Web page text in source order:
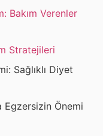
Bakım Verenler
Stratejileri
Sağlıklı Diyet
Egzersizin Önemi